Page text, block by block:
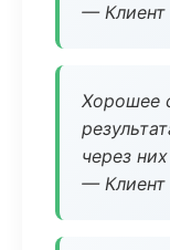
— Клиент
Хорошее
через
— Клиент